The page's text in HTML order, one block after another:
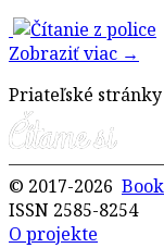
Zobraziť viac →
Priateľské stránky
© 2017-2026
ISSN 2585-8254
O projekte